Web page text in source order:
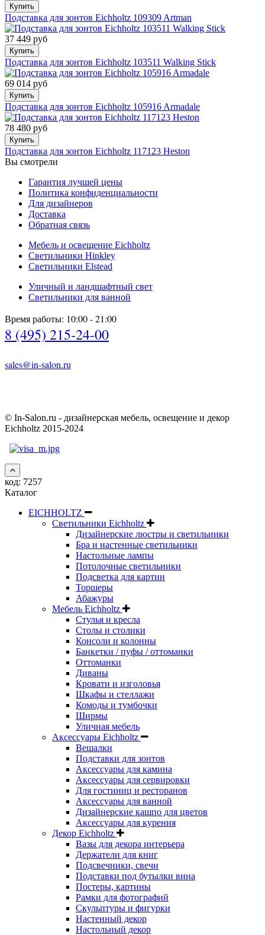
Купить
Подставка для зонтов Eichholtz 109309 Artman
37 449 руб
Купить
Подставка для зонтов Eichholtz 103511 Walking Stick
69 014 руб
Купить
Подставка для зонтов Eichholtz 105916 Armadale
78 480 руб
Купить
Подставка для зонтов Eichholtz 117123 Heston
Вы смотрели
Гарантия лучшей цены
Политика конфиденциальности
Для дизайнеров
Доставка
Обратная связь
Мебель и освещение Eichholtz
Светильники Hinkley
Светильники Elstead
Уличный и ландшафтный свет
Светильники для ванной
Время работы: 10:00 - 21:00
8 (495) 215-24-00
sales@in-salon.ru
© In-Salon.ru - дизайнерская мебель, освещение и декор
Eichholtz 2015-2024
код: 7257
Каталог
EICHHOLTZ
Светильники Eichholtz
Дизайнерские люстры и светильники
Бра и настенные светильники
Настольные лампы
Потолочные светильники
Подсветка для картин
Торшеры
Абажуры
Мебель Eichholtz
Стулья и кресла
Столы и столики
Консоли и колонны
Банкетки / пуфы / оттоманки
Оттоманки
Диваны
Кровати и изголовья
Шкафы и стеллажи
Комоды и тумбочки
Ширмы
Уличная мебель
Аксессуары Eichholtz
Вешалки
Подставки для зонтов
Аксессуары для камина
Аксессуары для сервировки
Для гостиниц и ресторанов
Аксессуары для ванной
Дизайнерские кашпо для цветов
Аксессуары для курения
Декор Eichholtz
Вазы для декора интерьера
Держатели для книг
Подсвечники, свечи
Подставки под бутылки вина
Постеры, картины
Рамки для фотографий
Скульптуры и фигурки
Настенный декор
Настольный декор